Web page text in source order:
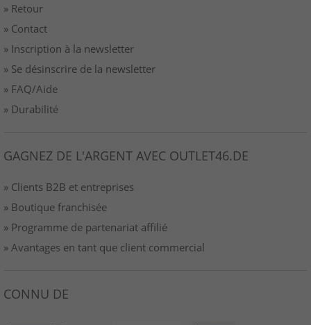
» Retour
» Contact
» Inscription à la newsletter
» Se désinscrire de la newsletter
» FAQ/Aide
» Durabilité
GAGNEZ DE L'ARGENT AVEC OUTLET46.DE
» Clients B2B et entreprises
» Boutique franchisée
» Programme de partenariat affilié
» Avantages en tant que client commercial
CONNU DE